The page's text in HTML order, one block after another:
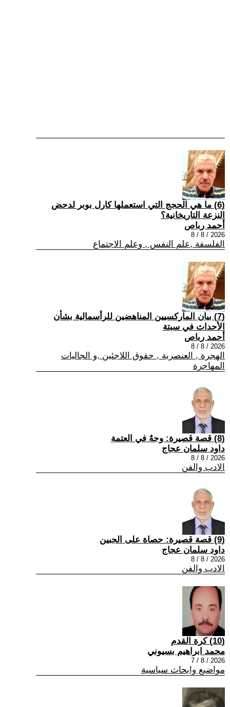
(6) ما هي الحجج التي استعملها كارل بوبر لدحض
النزعة التاريخانية؟
أحمد رباص
2026 / 8 / 8
الفلسفة ,علم النفس , وعلم الاجتماع
(7) بيان الماركسيين المناهضين للرأسمالية بشأن
الأحداث في سبتة
أحمد رباص
2026 / 8 / 8
الهجرة , العنصرية , حقوق اللاجئين ,و الجاليات
المهاجرة
(8) قصة قصيرة: وجهٌ في العتمة
داود سلمان عجاج
2026 / 8 / 8
الادب والفن
(9) قصة قصيرة: حصاة على الجبين
داود سلمان عجاج
2026 / 8 / 8
الادب والفن
(10) كرة القدم
محمد ابراهيم بسيوني
2026 / 8 / 7
مواضيع وابحاث سياسية